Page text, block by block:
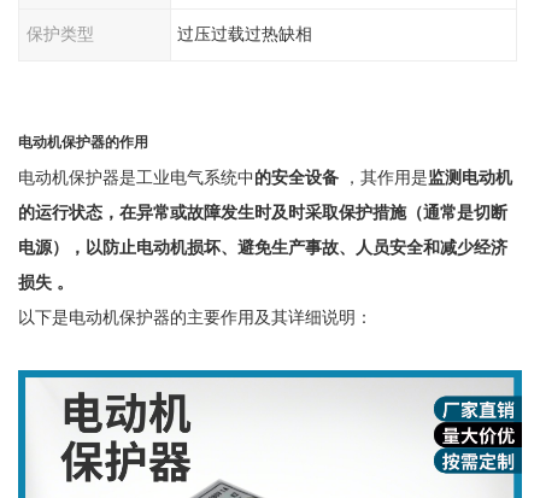
保护类型 过压过载过热缺相
电动机保护器的作用
电动机保护器是工业电气系统中的安全设备 ，其作用是监测电动机
的运行状态，在异常或故障发生时及时采取保护措施（通常是切断
电源），以防止电动机损坏、避免生产事故、人员安全和减少经济
损失 。
以下是电动机保护器的主要作用及其详细说明：